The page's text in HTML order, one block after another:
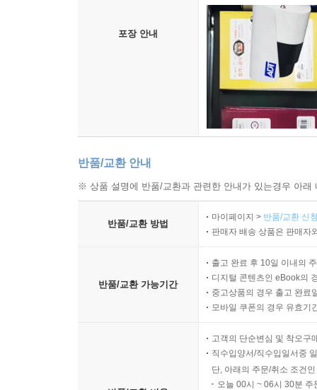
포장 안내
반품/교환 안내
※ 상품 설명에 반품/교환과 관련한 안내가 있는경우 아
반품/교환 방법
마이페이지 > 반품/교환 신
판매자 배송 상품은 판매자
반품/교환 가능기간
출고 완료 후 10일 이내의
디지털 콘텐츠인 eBook의
중고상품의 경우 출고 완료
모바일 쿠폰의 경우 유효기
고객의 단순변심 및 착오구
직수입양서/직수입일서중
단, 아래의 주문/취소 조건
오늘 00시 ~ 06시 30분